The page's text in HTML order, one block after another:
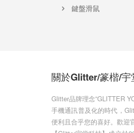
鍵盤滑鼠
關於Glitter/篆楷/宇
Glitter品牌理念”GLITTER
手機通訊普及化的時代，
便利且合乎您的喜好。歡迎